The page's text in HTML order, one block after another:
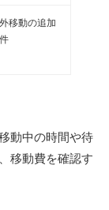
移動の追加
動中の時間や待
移動費を確認す